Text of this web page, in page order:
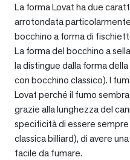
La forma Lovat ha due
arrotondata
bocchino a forma di
La forma del bocchino a
la distingue dalla forma
con bocchino classico). I
Lovat perché il fumo
grazie alla lunghezza del
specificità di essere
classica billiard), di avere
facile da fumare.